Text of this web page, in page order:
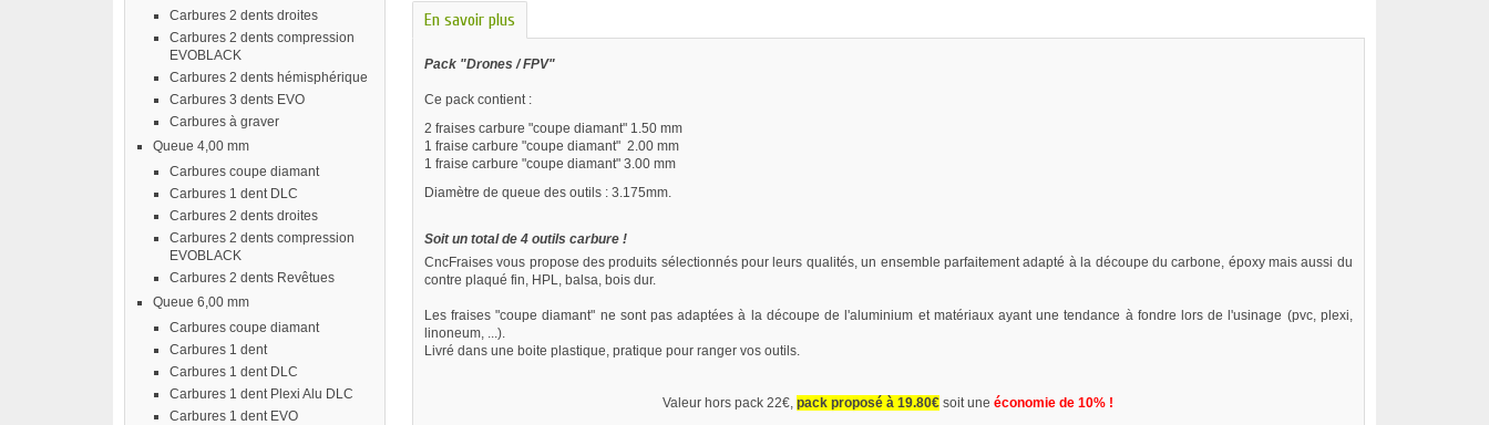
Carbures 2 dents droites
Carbures 2 dents compression
EVOBLACK
Carbures 2 dents hémisphérique
Carbures 3 dents EVO
Carbures à graver
Queue 4,00 mm
Carbures coupe diamant
Carbures 1 dent DLC
Carbures 2 dents droites
Carbures 2 dents compression
EVOBLACK
Carbures 2 dents Revêtues
Queue 6,00 mm
Carbures coupe diamant
Carbures 1 dent
Carbures 1 dent DLC
Carbures 1 dent Plexi Alu DLC
Carbures 1 dent EVO
En savoir plus
Pack "Drones / FPV"
Ce pack contient :
2 fraises carbure "coupe diamant" 1.50 mm
1 fraise carbure "coupe diamant" 2.00 mm
1 fraise carbure "coupe diamant" 3.00 mm
Diamètre de queue des outils : 3.175mm.
Soit un total de 4 outils carbure !
CncFraises vous propose des produits sélectionnés pour leurs qualités, un ensemble parfaitement adapté à la découpe du carbone, époxy mais aussi du
contre plaqué fin, HPL, balsa, bois dur.
Les fraises "coupe diamant" ne sont pas adaptées à la découpe de l'aluminium et matériaux ayant une tendance à fondre lors de l'usinage (pvc, plexi,
linoneum, ...).
Livré dans une boite plastique, pratique pour ranger vos outils.
Valeur hors pack 22€,pack proposé à 19.80€ soit uneéconomie de 10% !